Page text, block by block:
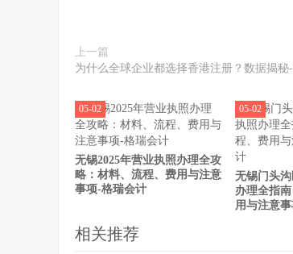
上一篇
为什么全球企业都选择香港注册？数据揭秘
无锡2025年营业执照办理全攻
略：材料、流程、费用与注意
事项-格瑞会计
05-02
无锡门头
办理全指
用与注意
05-02
相关推荐